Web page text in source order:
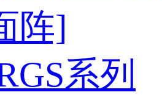
阵]
系列